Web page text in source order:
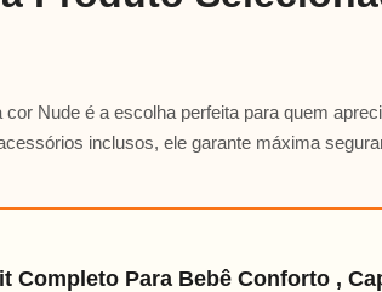
Nude é a escolha perfeita para quem
inclusos, ele garante máxima
Completo Para Bebê Conforto ,